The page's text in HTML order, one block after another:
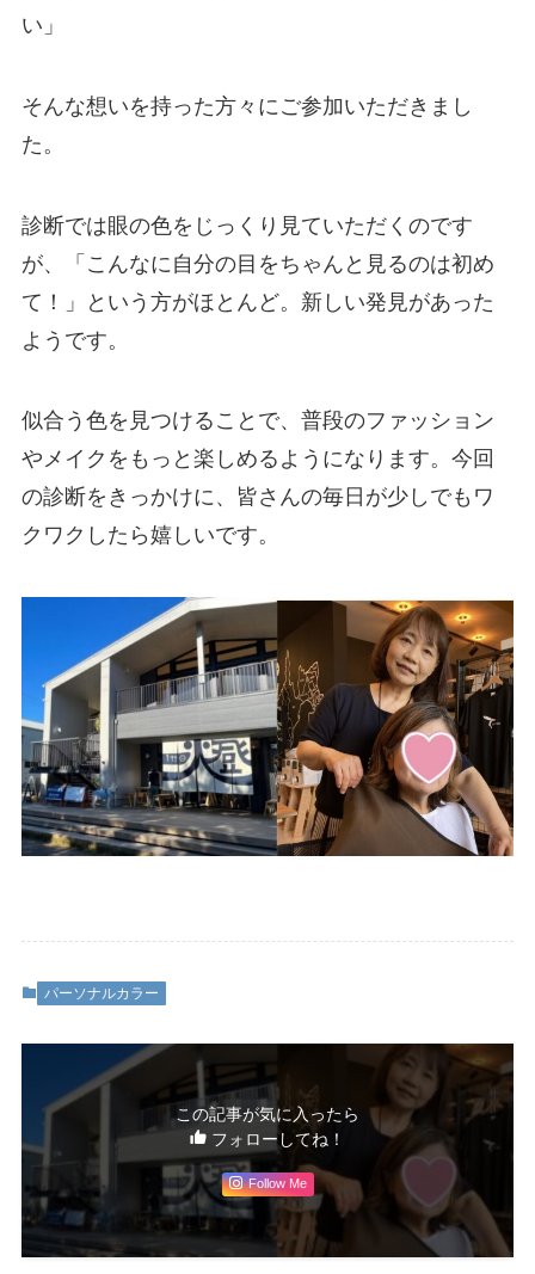
い」
そんな想いを持った方々にご参加いただきまし
た。
診断では眼の色をじっくり見ていただくのです
が、「こんなに自分の目をちゃんと見るのは初め
て！」という方がほとんど。新しい発見があった
ようです。
似合う色を見つけることで、普段のファッション
やメイクをもっと楽しめるようになります。今回
の診断をきっかけに、皆さんの毎日が少しでもワ
クワクしたら嬉しいです。
パーソナルカラー
この記事が気に入ったら
フォローしてね！
Follow Me